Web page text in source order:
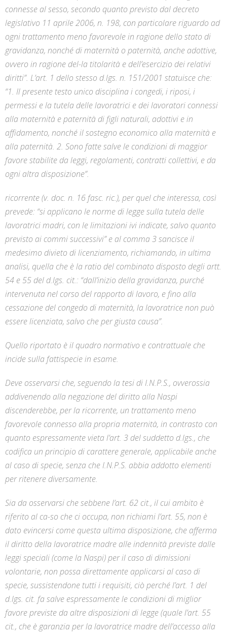
connesse al sesso, secondo quanto previsto dal decreto
legislativo 11 aprile 2006, n. 198, con particolare riguardo ad
ogni trattamento meno favorevole in ragione dello stato di
gravidanza, nonché di maternità o paternità, anche adottive,
ovvero in ragione del-la titolarità e dell’esercizio dei relativi
diritti”. L’art. 1 dello stesso d.lgs. n. 151/2001 statuisce che:
“1. Il presente testo unico disciplina i congedi, i riposi, i
permessi e la tutela delle lavoratrici e dei lavoratori connessi
alla maternità e paternità di figli naturali, adottivi e in
affidamento, nonché il sostegno economico alla maternità e
alla paternità. 2. Sono fatte salve le condizioni di maggior
favore stabilite da leggi, regolamenti, contratti collettivi, e da
ogni altra disposizione”.
ricorrente (v. doc. n. 16 fasc. ric.), per quel che interessa, così
prevede: “si applicano le norme di legge sulla tutela delle
lavoratrici madri, con le limitazioni ivi indicate, salvo quanto
previsto ai commi successivi” e al comma 3 sancisce il
medesimo divieto di licenziamento, richiamando, in ultima
analisi, quella che è la ratio del combinato disposto degli artt.
54 e 55 del d.lgs. cit.: “dall’inizio della gravidanza, purché
intervenuta nel corso del rapporto di lavoro, e fino alla
cessazione del congedo di maternità, la lavoratrice non può
essere licenziata, salvo che per giusta causa”.
Quello riportato è il quadro normativo e contrattuale che
incide sulla fattispecie in esame.
Deve osservarsi che, seguendo la tesi di I.N.P.S., ovverossia
addivenendo alla negazione del diritto alla Naspi
discenderebbe, per la ricorrente, un trattamento meno
favorevole connesso alla propria maternità, in contrasto con
quanto espressamente vieta l’art. 3 del suddetto d.lgs., che
codifica un principio di carattere generale, applicabile anche
al caso di specie, senza che I.N.P.S. abbia addotto elementi
per ritenere diversamente.
Sia da osservarsi che sebbene l’art. 62 cit., il cui ambito è
riferito al ca-so che ci occupa, non richiami l’art. 55, non è
dato evincersi come questa ultima disposizione, che afferma
il diritto della lavoratrice madre alle indennità previste dalle
leggi speciali (come la Naspi) per il caso di dimissioni
volontarie, non possa direttamente applicarsi al caso di
specie, sussistendone tutti i requisiti, ciò perché l’art. 1 del
d.lgs. cit. fa salve espressamente le condizioni di miglior
favore previste da altre disposizioni di legge (quale l’art. 55
cit., che è garanzia per la lavoratrice madre dell’accesso alla